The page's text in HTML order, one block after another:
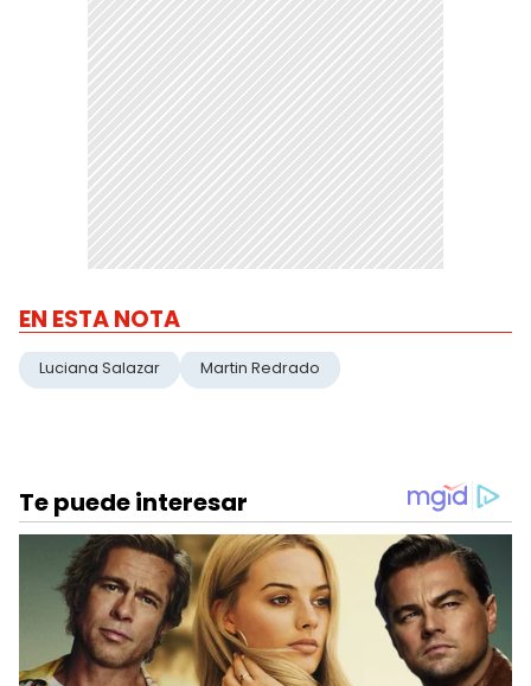
EN ESTA NOTA
Luciana Salazar Martin Redrado